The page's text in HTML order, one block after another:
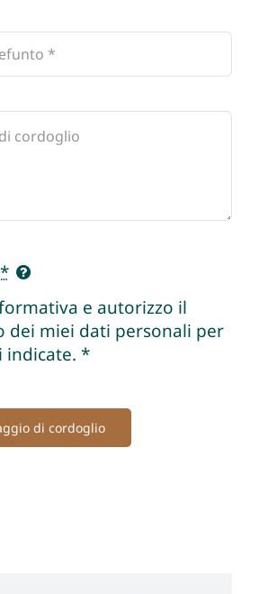
*
e autorizzo il
dei miei dati personali per
indicate. *
di cordoglio